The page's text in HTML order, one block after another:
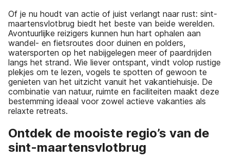
Of je nu houdt van actie of juist verlangt naar rust: sint-
maartensvlotbrug biedt het beste van beide werelden.
Avontuurlijke reizigers kunnen hun hart ophalen aan
wandel- en fietsroutes door duinen en polders,
watersporten op het nabijgelegen meer of paardrijden
langs het strand. Wie liever ontspant, vindt volop rustige
plekjes om te lezen, vogels te spotten of gewoon te
genieten van het uitzicht vanuit het vakantiehuisje. De
combinatie van natuur, ruimte en faciliteiten maakt deze
bestemming ideaal voor zowel actieve vakanties als
relaxte retreats.
Ontdek de mooiste regio’s van de
sint-maartensvlotbrug